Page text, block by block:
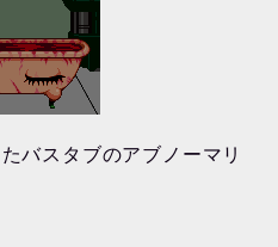
バスタブのアブノーマリ